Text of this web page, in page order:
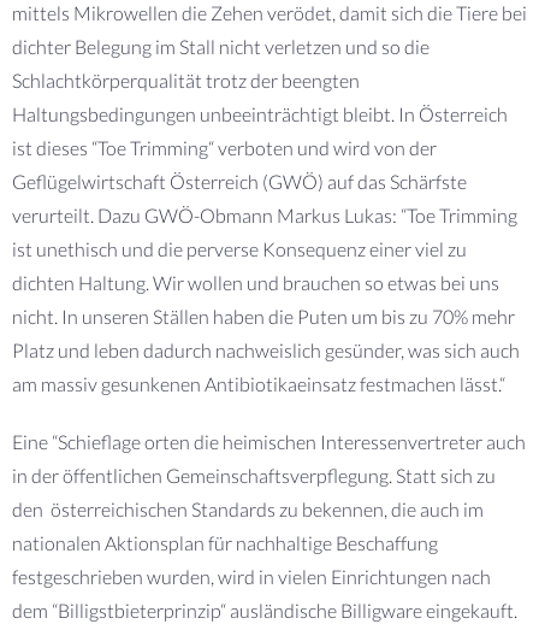
mittels Mikrowellen die Zehen verödet, damit sich die Tiere bei
dichter Belegung im Stall nicht verletzen und so die
Schlachtkörperqualität trotz der beengten
Haltungsbedingungen unbeeinträchtigt bleibt. In Österreich
ist dieses “Toe Trimming“ verboten und wird von der
Geflügelwirtschaft Österreich (GWÖ) auf das Schärfste
verurteilt. Dazu GWÖ-Obmann Markus Lukas: “Toe Trimming
ist unethisch und die perverse Konsequenz einer viel zu
dichten Haltung. Wir wollen und brauchen so etwas bei uns
nicht. In unseren Ställen haben die Puten um bis zu 70% mehr
Platz und leben dadurch nachweislich gesünder, was sich auch
am massiv gesunkenen Antibiotikaeinsatz festmachen lässt.“
Eine “Schieflage orten die heimischen Interessenvertreter auch
in der öffentlichen Gemeinschaftsverpflegung. Statt sich zu
den österreichischen Standards zu bekennen, die auch im
nationalen Aktionsplan für nachhaltige Beschaffung
festgeschrieben wurden, wird in vielen Einrichtungen nach
dem “Billigstbieterprinzip“ ausländische Billigware eingekauft.